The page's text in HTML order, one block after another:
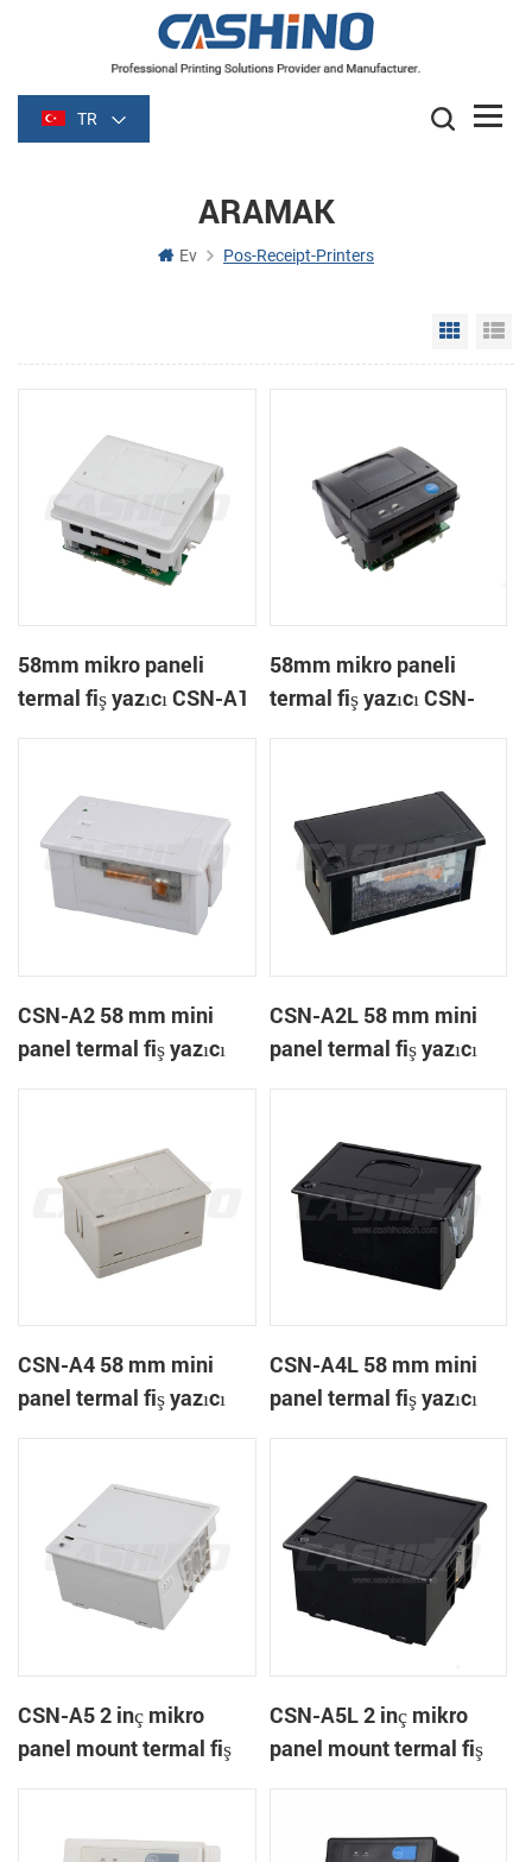
TR
ARAMAK
Ev Pos-Receipt-Printers
Grid
58mm mikro paneli
termal fiş yazıcı CSN-A1
58mm mikro paneli
termal fiş yazıcı CSN-
CSN-A2 58 mm mini
panel termal fiş yazıcı
CSN-A2L 58 mm mini
panel termal fiş yazıcı
CSN-A4 58 mm mini
panel termal fiş yazıcı
CSN-A4L 58 mm mini
panel termal fiş yazıcı
CSN-A5 2 inç mikro
panel mount termal fiş
CSN-A5L 2 inç mikro
panel mount termal fiş